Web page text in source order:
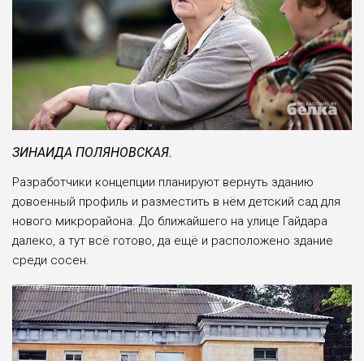
ЗИНАИДА ПОЛЯНОВСКАЯ.
Разработчики концепции планируют вернуть зданию
довоенный профиль и разместить в нём детский сад для
нового микрорайона. До ближайшего на улице Гайдара
далеко, а тут всё готово, да ещё и расположено здание
cреди сосен.